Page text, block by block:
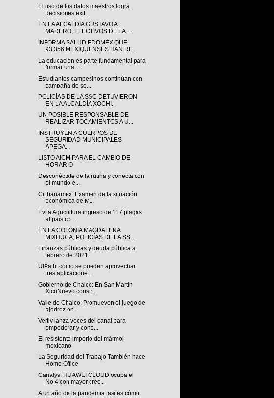
El uso de los datos maestros logra
decisiones exit...
EN LA ALCALDÍA GUSTAVO A.
MADERO, EFECTIVOS DE LA ...
INFORMA SALUD EDOMÉX QUE
93,356 MEXIQUENSES HAN RE...
La educación es parte fundamental para
formar una ...
Estudiantes campesinos continúan con
campaña de se...
POLICÍAS DE LA SSC DETUVIERON
EN LA ALCALDÍA XOCHI...
UN POSIBLE RESPONSABLE DE
REALIZAR TOCAMIENTOS A U...
INSTRUYEN A CUERPOS DE
SEGURIDAD MUNICIPALES
APEGA...
LISTO AICM PARA EL CAMBIO DE
HORARIO
Desconéctate de la rutina y conecta con
el mundo e...
Citibanamex: Examen de la situación
económica de M...
Evita Agricultura ingreso de 117 plagas
al país co...
EN LA COLONIA MAGDALENA
MIXHUCA, POLICÍAS DE LA SS...
Finanzas públicas y deuda pública a
febrero de 2021
UiPath: cómo se pueden aprovechar
tres aplicacione...
Gobierno de Chalco: En San Martín
XicoNuevo constr...
Valle de Chalco: Promueven el juego de
ajedrez en...
Vertiv lanza voces del canal para
empoderar y cone...
El resistente imperio del mármol
mexicano
La Seguridad del Trabajo También hace
Home Office
Canalys: HUAWEI CLOUD ocupa el
No.4 con mayor crec...
A un año de la pandemia: así es cómo